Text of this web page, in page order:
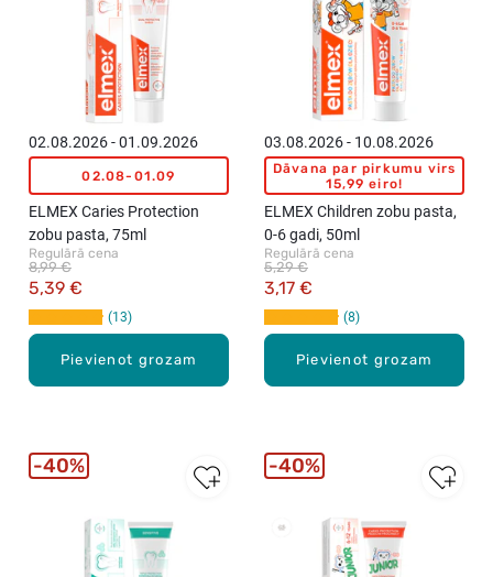
Pievienot grozam
02.08.2026 - 01.09.2026
02.08-01.09
ELMEX Caries Protection
zobu pasta, 75ml
Regulārā cena
5,39 €
8,99 €
13
Pievienot grozam
03.08.2026 - 10.08.2026
Dāvana par pirkumu virs
15,99 eiro!
ELMEX Children zobu pasta,
0-6 gadi, 50ml
Regulārā cena
3,17 €
5,29 €
8
40% 40%